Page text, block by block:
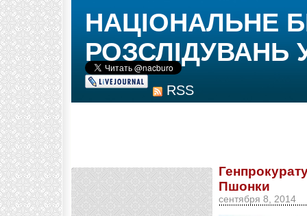
RSS
НАЦІОНАЛЬНЕ
РОЗСЛІДУВАНЬ
Пшонки
сентября 8, 2014